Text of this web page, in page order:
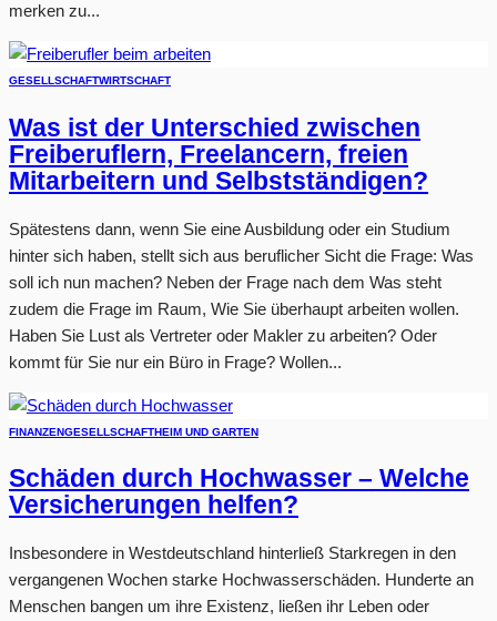
merken zu...
GESELLSCHAFTWIRTSCHAFT
Was ist der Unterschied zwischen
Freiberuflern, Freelancern, freien
Mitarbeitern und Selbstständigen?
Spätestens dann, wenn Sie eine Ausbildung oder ein Studium
hinter sich haben, stellt sich aus beruflicher Sicht die Frage: Was
soll ich nun machen? Neben der Frage nach dem Was steht
zudem die Frage im Raum, Wie Sie überhaupt arbeiten wollen.
Haben Sie Lust als Vertreter oder Makler zu arbeiten? Oder
kommt für Sie nur ein Büro in Frage? Wollen...
FINANZENGESELLSCHAFTHEIM UND GARTEN
Schäden durch Hochwasser – Welche
Versicherungen helfen?
Insbesondere in Westdeutschland hinterließ Starkregen in den
vergangenen Wochen starke Hochwasserschäden. Hunderte an
Menschen bangen um ihre Existenz, ließen ihr Leben oder